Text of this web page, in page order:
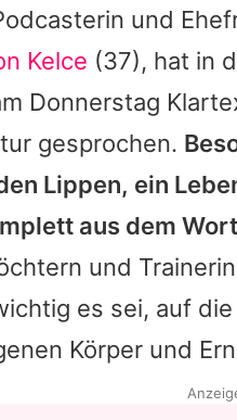
App
Team
Redaktionelle
und
Kelce (37), hat in
Donnerstag
gesprochen.
Lippen, ein
aus dem
und
es sei, auf
Körper und